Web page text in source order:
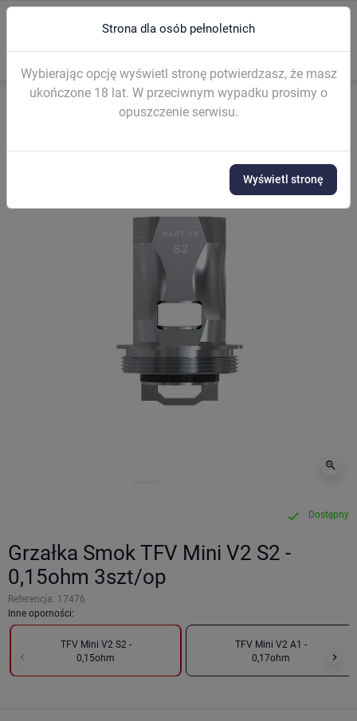
GRZAŁKI I KARTRIDŻE Grzałki gotowe
zoom_in
check Dostępny
Grzałka Smok TFV Mini V2 S2 -
0,15ohm 3szt/op
Referencja: 17476
Inne oporności:
TFV Mini V2 S2 -
0,15ohm
TFV Mini V2 A1 -
0,17ohm
Poprzedni
keyboard_arrow_left keyboard_arrow_right
Strona dla osób pełnoletnich
Wybierając opcję wyświetl stronę potwierdzasz, że masz
ukończone 18 lat. W przeciwnym wypadku prosimy o
opuszczenie serwisu.
Wyświetl stronę